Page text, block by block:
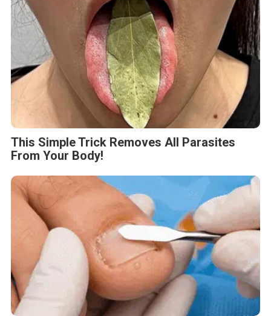
This Simple Trick Removes All Parasites
From Your Body!